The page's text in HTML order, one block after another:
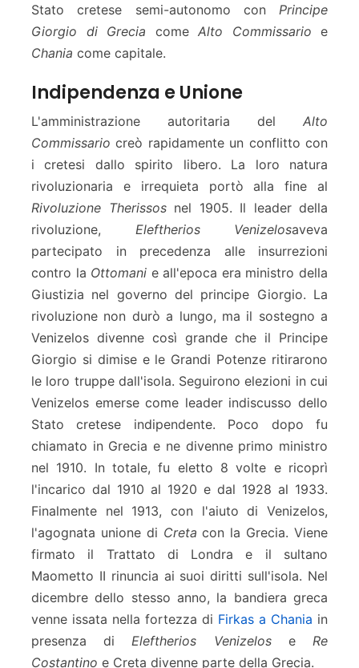
Stato cretese semi-autonomo con Principe
Giorgio di Grecia come Alto Commissario e
Chania come capitale.
Indipendenza e Unione
L'amministrazione autoritaria del Alto
Commissario creò rapidamente un conflitto con
i cretesi dallo spirito libero. La loro natura
rivoluzionaria e irrequieta portò alla fine al
Rivoluzione Therissosnel 1905. Il leader della
rivoluzione, Eleftherios Venizelosaveva
partecipato in precedenza alle insurrezioni
contro la Ottomani e all'epoca era ministro della
Giustizia nel governo del principe Giorgio. La
rivoluzione non durò a lungo, ma il sostegno a
Venizelos divenne così grande che il Principe
Giorgio si dimise e le Grandi Potenze ritirarono
le loro truppe dall'isola. Seguirono elezioni in cui
Venizelos emerse come leader indiscusso dello
Stato cretese indipendente. Poco dopo fu
chiamato in Grecia e ne divenne primo ministro
nel 1910. In totale, fu eletto 8 volte e ricoprì
l'incarico dal 1910 al 1920 e dal 1928 al 1933.
Finalmente nel 1913, con l'aiuto di Venizelos,
l'agognata unione di Creta con la Grecia. Viene
firmato il Trattato di Londra e il sultano
Maometto II rinuncia ai suoi diritti sull'isola. Nel
dicembre dello stesso anno, la bandiera greca
venne issata nella fortezza di Firkas a Chania in
presenza di Eleftherios Venizelose Re
Costantino e Creta divenne parte della Grecia.